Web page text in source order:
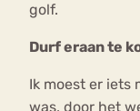
golf.
Durf eraan te
Ik moest er iets
was, door het